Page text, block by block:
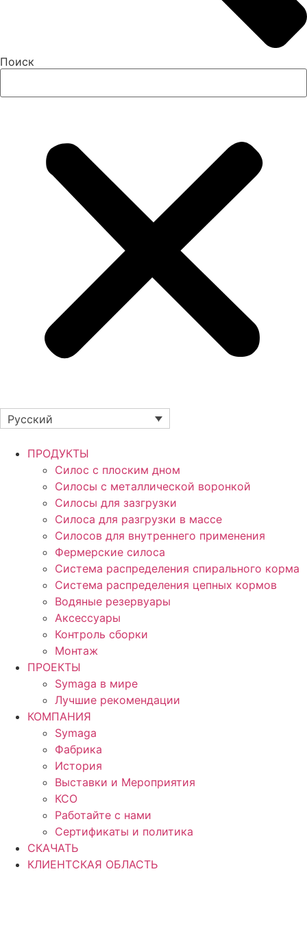
Поиск
Русский
ПРОДУКТЫ
Силос с плоским дном
Силосы с металлической воронкой
Силосы для зазгрузки
Силоса для разгрузки в массе
Силосов для внутреннего применения
Фермерские силоса
Система распределения спирального корма
Система распределения цепных кормов
Водяные резервуары
Аксессуары
Контроль сборки
Монтаж
ПРОЕКТЫ
Symaga в мире
Лучшие рекомендации
КОМПАНИЯ
Symaga
Фабрика
История
Выставки и Мероприятия
КСО
Работайте с нами
Сертификаты и политика
СКАЧАТЬ
КЛИЕНТСКАЯ ОБЛАСТЬ